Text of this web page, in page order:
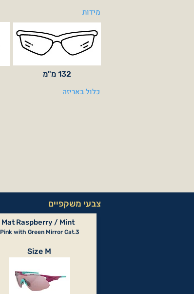
מידות
132 מ"מ
כלול באריזה
צבעי משקפיים
Mat Raspberry / Mint
Pink with Green Mirror Cat.3
Size M